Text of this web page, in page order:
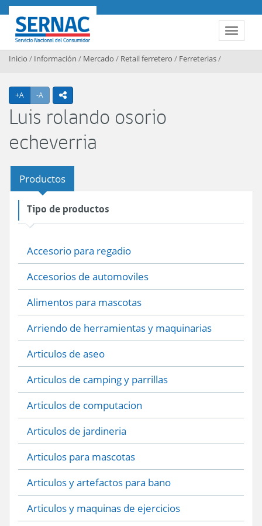
Contenido principal
Toggle
SERNAC
Inicio / Información / Mercado / Retail ferretero / Ferreterias/
+A Agrandar texto
-A Achicar textoicono compartir
Luis rolando osorio
echeverria
Productos
Tipo de productos
Accesorio para regadio
Accesorios de automoviles
Alimentos para mascotas
Arriendo de herramientas y maquinarias
Articulos de aseo
Articulos de camping y parrillas
Articulos de computacion
Articulos de jardineria
Articulos para mascotas
Articulos y artefactos para bano
Articulos y maquinas de ejercicios